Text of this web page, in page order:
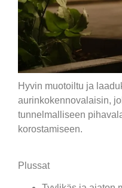
Hyvin muotoiltu ja
aurinkokennovalaisin,
tunnelmalliseen
korostamiseen.
Plussat